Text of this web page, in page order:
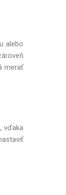
alebo
merať
vďaka